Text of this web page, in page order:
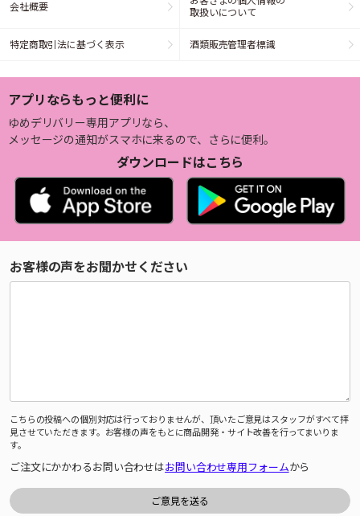
会社概要
取扱いについて
特定商取引法に基づく表示 酒類販売管理者標識
アプリならもっと便利に
ゆめデリバリー専用アプリなら、
メッセージの通知がスマホに来るので、さらに便利。
ダウンロードはこちら
お客様の声をお聞かせください
こちらの投稿への個別対応は行っておりませんが、頂いたご意見はスタッフがすべて拝
見させていただきます。お客様の声をもとに商品開発・サイト改善を行ってまいりま
す。
ご注文にかかわるお問い合わせはお問い合わせ専用フォームから